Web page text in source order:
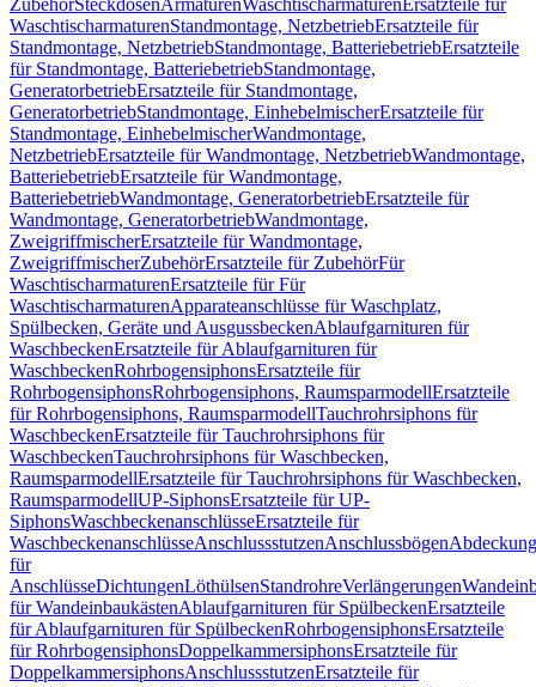
ZubehörSteckdosenArmaturenWaschtischarmaturen Ersatzteile für
WaschtischarmaturenStandmontage, NetzbetriebErsatzteile für
Standmontage, NetzbetriebStandmontage, BatteriebetriebErsatzteile
für Standmontage, BatteriebetriebStandmontage,
GeneratorbetriebErsatzteile für Standmontage,
GeneratorbetriebStandmontage, EinhebelmischerErsatzteile für
Standmontage, EinhebelmischerWandmontage,
NetzbetriebErsatzteile für Wandmontage, NetzbetriebWandmontage,
BatteriebetriebErsatzteile für Wandmontage,
BatteriebetriebWandmontage, GeneratorbetriebErsatzteile für
Wandmontage, GeneratorbetriebWandmontage,
ZweigriffmischerErsatzteile für Wandmontage,
ZweigriffmischerZubehörErsatzteile für ZubehörFür
WaschtischarmaturenErsatzteile für Für
WaschtischarmaturenApparateanschlüsse für Waschplatz,
Spülbecken, Geräte und AusgussbeckenAblaufgarnituren für
WaschbeckenErsatzteile für Ablaufgarnituren für
WaschbeckenRohrbogensiphonsErsatzteile für
RohrbogensiphonsRohrbogensiphons, RaumsparmodellErsatzteile
für Rohrbogensiphons, RaumsparmodellTauchrohrsiphons für
WaschbeckenErsatzteile für Tauchrohrsiphons für
WaschbeckenTauchrohrsiphons für Waschbecken,
RaumsparmodellErsatzteile für Tauchrohrsiphons für Waschbecken,
RaumsparmodellUP-SiphonsErsatzteile für UP-
SiphonsWaschbeckenanschlüsseErsatzteile für
WaschbeckenanschlüsseAnschlussstutzenAnschlussbögen
für
AnschlüsseDichtungenLöthülsenStandrohreVerlängerungen
für WandeinbaukästenAblaufgarnituren für SpülbeckenErsatzteile
für Ablaufgarnituren für SpülbeckenRohrbogensiphonsErsatzteile
für RohrbogensiphonsDoppelkammersiphonsErsatzteile für
DoppelkammersiphonsAnschlussstutzenErsatzteile für